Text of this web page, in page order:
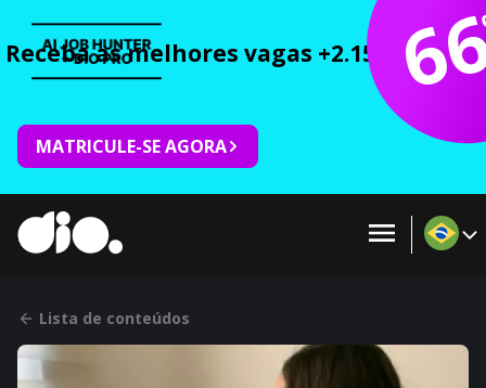
Receba as melhores vagas +2.150 cursos
MATRICULE-SE AGORA
Lista de conteúdos